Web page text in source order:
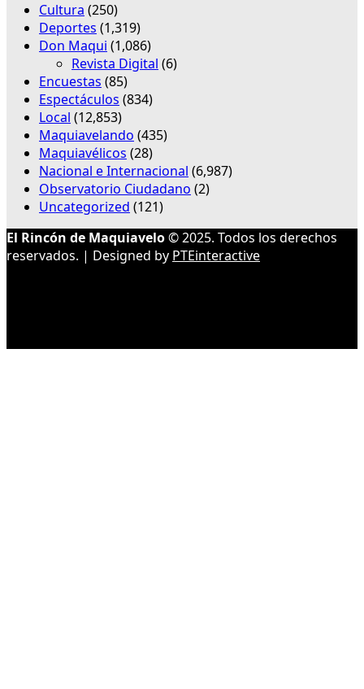
Cultura (250)
Deportes (1,319)
Don Maqui (1,086)
Revista Digital (6)
Encuestas (85)
Espectáculos (834)
Local (12,853)
Maquiavelando (435)
Maquiavélicos (28)
Nacional e Internacional (6,987)
Observatorio Ciudadano (2)
Uncategorized (121)
El Rincón de Maquiavelo© 2025. Todos los derechos
reservados. | Designed by PTEinteractive